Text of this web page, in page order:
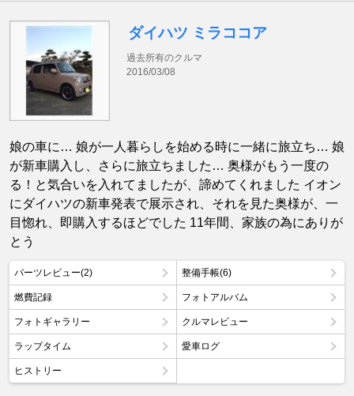
ダイハツ ミラココア
過去所有のクルマ
2016/03/08
娘の車に… 娘が一人暮らしを始める時に一緒に旅立ち… 娘
が新車購入し、さらに旅立ちました… 奥様がもう一度の
る！と気合いを入れてましたが、諦めてくれました イオン
にダイハツの新車発表で展示され、それを見た奥様が、一
目惚れ、即購入するほどでした 11年間、家族の為にありが
とう
パーツレビュー(2) 整備手帳(6)
燃費記録 フォトアルバム
フォトギャラリー クルマレビュー
ラップタイム 愛車ログ
ヒストリー